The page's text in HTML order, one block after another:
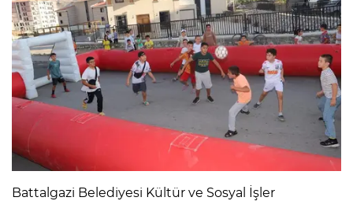
Battalgazi Belediyesi Kültür ve Sosyal İşler